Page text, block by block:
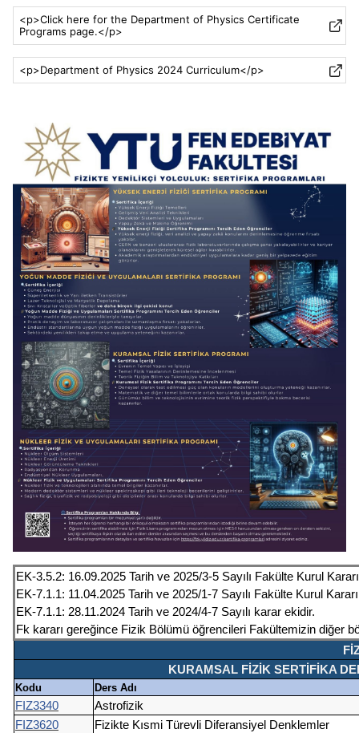
<p>Click here for the Department of Physics Certificate
Programs page.</p>
<p>Department of Physics 2024 Curriculum</p>
EK-3.5.2: 16.09.2025 Tarih ve 2025/3-5 Sayılı Fakülte Kurul
EK-7.1.1: 11.04.2025 Tarih ve 2025/1-7 Sayılı Fakülte Kurul
EK-7.1.1: 28.11.2024 Tarih ve 2024/4-7 Sayılı karar ekidir.
Fk kararı gereğince Fizik Bölümü öğrencileri Fakültemizin diğer
KURAMSAL FİZİK SERTİFİKA
Kodu Ders Adı
FIZ3340
Astrofizik
FIZ3620
Fizikte Kısmi Türevli Diferansiyel Denklemler